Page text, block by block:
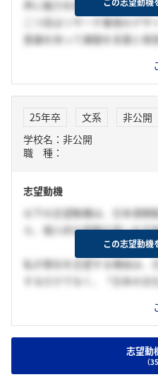
界に魅力を感じたからです。
二つ目はリサーチ重視のデ
意識を持って課題を言葉と視
25年卒 文系
非公開
学校名：非公開
職 種：
志望動機
以下の志望動機は、日本酒類
ら、個人的な経験や思いを反
私が貴社を志望する理由は、
するだけでなく、「日本の文
時代、地域の酒蔵を巡り各
で生産される酒が地域の文化
されている様子を見たことが
この志望動機
志望動
（